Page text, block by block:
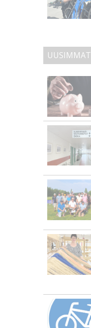
UUSIMMAT